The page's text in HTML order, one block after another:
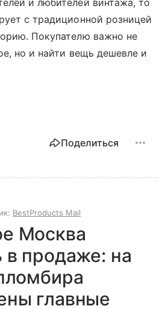
и любителей винтажа, то
с традиционной розницей
Покупателю важно не
но и найти вещь дешевле и
Поделиться
BestProducts Mail
Москва
в продаже: на
главные